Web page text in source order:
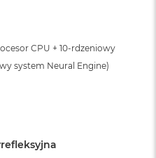
CPU + 10-rdzeniowy
system Neural Engine)